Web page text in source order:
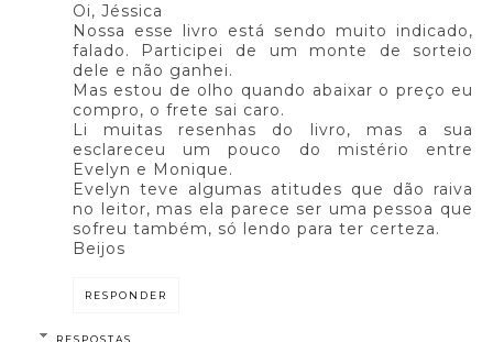
Oi, Jéssica
Nossa esse livro está sendo muito indicado,
falado. Participei de um monte de sorteio
dele e não ganhei.
Mas estou de olho quando abaixar o preço eu
compro, o frete sai caro.
Li muitas resenhas do livro, mas a sua
esclareceu um pouco do mistério entre
Evelyn e Monique.
Evelyn teve algumas atitudes que dão raiva
no leitor, mas ela parece ser uma pessoa que
sofreu também, só lendo para ter certeza.
Beijos
RESPONDER
RESPOSTAS